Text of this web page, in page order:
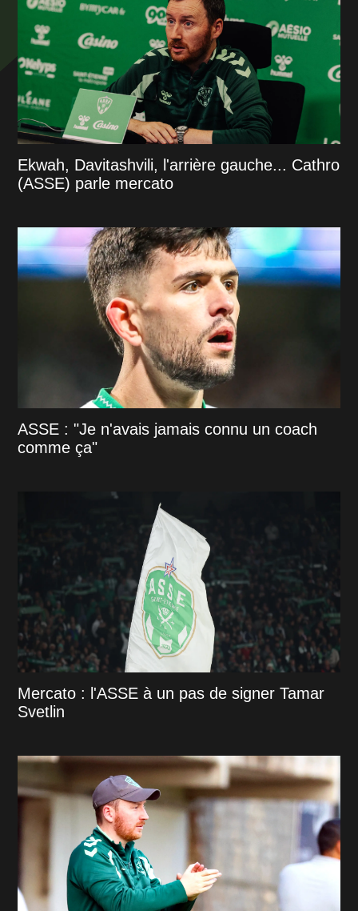
Ekwah, Davitashvili, l'arrière gauche... Cathro
(ASSE) parle mercato
ASSE : "Je n'avais jamais connu un coach
comme ça"
Mercato : l'ASSE à un pas de signer Tamar
Svetlin